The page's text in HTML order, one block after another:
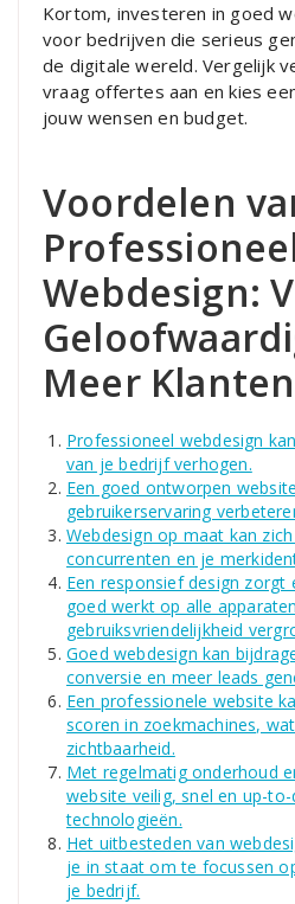
Kortom, investeren in goed
voor bedrijven die serieus
de digitale wereld. Vergelijk
vraag offertes aan en kies
jouw wensen en budget.
Voordelen
Webdesign:
Meer Klanten
Professioneel webdesign
van je bedrijf verhogen.
Een goed ontworpen
gebruikerservaring
Webdesign op maat kan
concurrenten en je
Een responsief design
goed werkt op alle
gebruiksvriendelijkheid
Goed webdesign kan
conversie en meer leads
Een professionele website
scoren in zoekmachines,
zichtbaarheid.
Met regelmatig onderhoud
website veilig, snel en up-
technologieën.
Het uitbesteden van
je in staat om te focussen
je bedrijf.